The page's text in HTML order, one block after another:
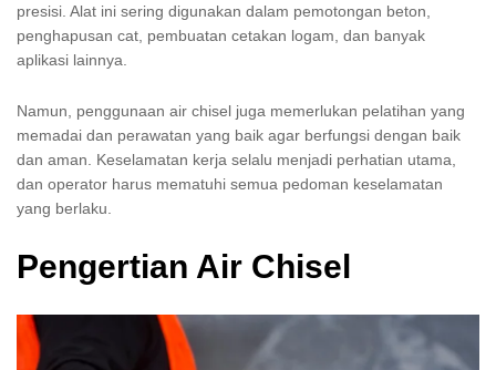
presisi. Alat ini sering digunakan dalam pemotongan beton,
penghapusan cat, pembuatan cetakan logam, dan banyak
aplikasi lainnya.
Namun, penggunaan air chisel juga memerlukan pelatihan yang
memadai dan perawatan yang baik agar berfungsi dengan baik
dan aman. Keselamatan kerja selalu menjadi perhatian utama,
dan operator harus mematuhi semua pedoman keselamatan
yang berlaku.
Pengertian Air Chisel